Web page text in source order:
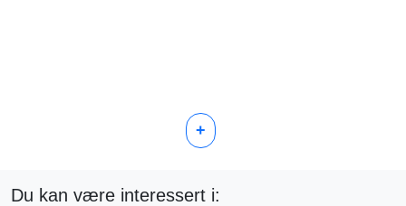
+
Du kan være interessert i: